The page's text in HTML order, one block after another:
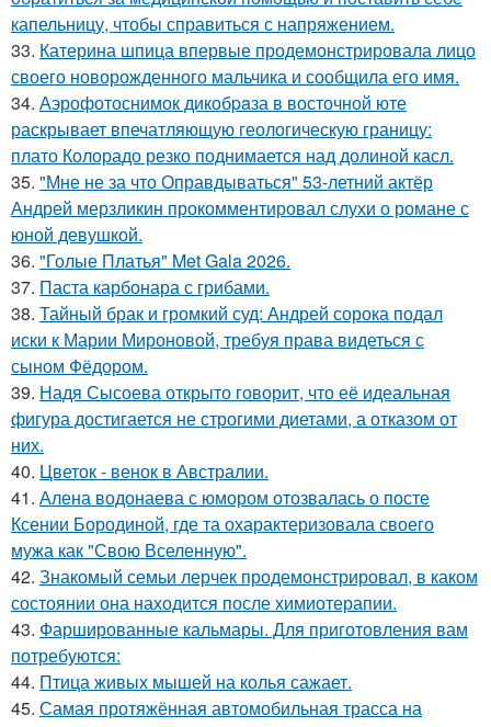
капельницу, чтобы справиться с напряжением.
33. Катерина шпица впервые продемонстрировала лицо
своего новорожденного мальчика и сообщила его имя.
34. Аэрофотоснимок дикобpaза в восточной юте
раскрывает впечатляющую геологическую границу:
плато Колорадо резко поднимается над долиной касл.
35. "Мне не за что Оправдываться" 53-летний актёр
Андрей мерзликин прокомментировал слухи о романе с
юной девушкой.
36. "Голые Платья" Met Gala 2026.
37. Паста карбонара с грибами.
38. Тайный брак и громкий суд: Андрей сорока подал
иски к Марии Мироновой, требуя права видеться с
сыном Фёдором.
39. Надя Сысоева открыто говорит, что её идеальная
фигура достигается не строгими диетами, а отказом от
них.
40. Цветок - венок в Австралии.
41. Алена водонаева с юмором отозвалась о посте
Ксении Бородиной, где та охарактеризовала своего
мужа как "Свою Вселенную".
42. Знакомый семьи лерчек продемонстрировал, в каком
состоянии она находится после химиотерапии.
43. Фаршированные кальмары. Для приготовления вам
потребуются:
44. Птица живых мышей на колья сажает.
45. Самая протяжённая автомобильная трасса на